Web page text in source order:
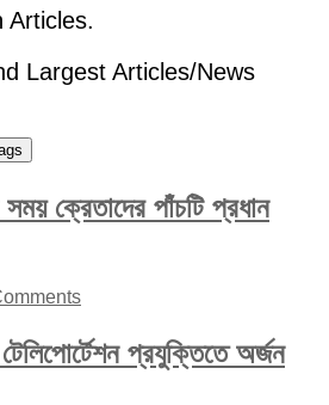
Articles.
Largest Articles/News
ক্রেতাদের পাঁচটি প্রধান
টেলিপোর্টেশন প্রযুক্তিতে অর্জন